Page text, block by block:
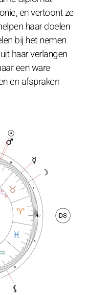
en vertoont ze
haar doelen
bij het nemen
haar verlangen
een ware
en afspraken